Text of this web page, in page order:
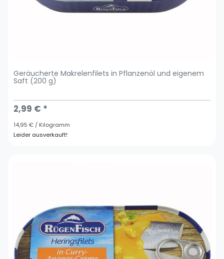
Geräucherte Makrelenfilets in Pflanzenöl und eigenem
Saft (200 g)
2,99 € *
14,95 € / Kilogramm
Leider ausverkauft!